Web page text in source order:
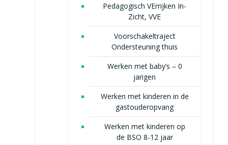
Pedagogisch VErrijken In-
Zicht, VVE
Voorschakeltraject
Ondersteuning thuis
Werken met baby’s – 0
jarigen
Werken met kinderen in de
gastouderopvang
Werken met kinderen op
de BSO 8-12 jaar